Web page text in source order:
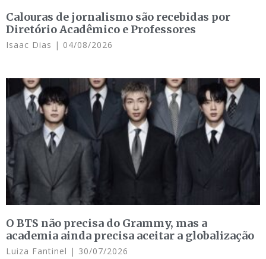
Calouras de jornalismo são recebidas por
Diretório Acadêmico e Professores
Isaac Dias 04/08/2026
O BTS não precisa do Grammy, mas a
academia ainda precisa aceitar a globalização
Luiza Fantinel 30/07/2026